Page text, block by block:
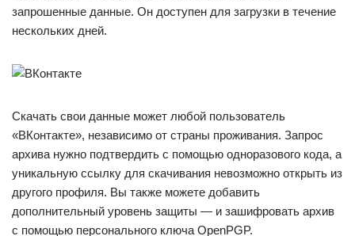
запрошенные данные. Он доступен для загрузки в течение
нескольких дней.
Скачать свои данные может любой пользователь
«ВКонтакте», независимо от страны проживания. Запрос
архива нужно подтвердить с помощью одноразового кода, а
уникальную ссылку для скачивания невозможно открыть из
другого профиля. Вы также можете добавить
дополнительный уровень защиты — и зашифровать архив
с помощью персонального ключа OpenPGP.